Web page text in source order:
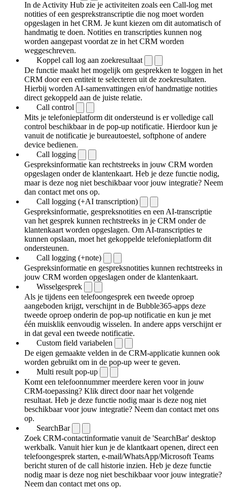
In de Activity Hub zie je activiteiten zoals een Call-log met
notities of een gespreks­transcriptie die nog moet worden
opgeslagen in het CRM. Je kunt kiezen om dit automatisch of
handmatig te doen. Notities en transcripties kunnen nog
worden aangepast voordat ze in het CRM worden
weggeschreven.
Koppel call log aan zoekresultaat
De functie maakt het mogelijk om gesprekken te loggen in het
CRM door een entiteit te selecteren uit de zoekresultaten.
Hierbij worden AI-samenvattingen en/of handmatige notities
direct gekoppeld aan de juiste relatie.
Call control
Mits je telefonieplatform dit ondersteund is er volledige call
control beschikbaar in de pop-up notificatie. Hierdoor kun je
vanuit de notificatie je bureautoestel, softphone of andere
device bedienen.
Call logging
Gespreksinformatie kan rechtstreeks in jouw CRM worden
opgeslagen onder de klantenkaart. Heb je deze functie nodig,
maar is deze nog niet beschikbaar voor jouw integratie? Neem
dan contact met ons op.
Call logging (+AI transcription)
Gespreksinformatie, gespreksnotities en een AI-transcriptie
van het gesprek kunnen rechtstreeks in je CRM onder de
klantenkaart worden opgeslagen. Om AI-transcripties te
kunnen opslaan, moet het gekoppelde telefonieplatform dit
ondersteunen.
Call logging (+note)
Gespreksinformatie en gespreksnotities kunnen rechtstreeks in
jouw CRM worden opgeslagen onder de klantenkaart.
Wisselgesprek
Als je tijdens een telefoongesprek een tweede oproep
aangeboden krijgt, verschijnt in de Bubble365-apps deze
tweede oproep onderin de pop-up notificatie en kun je met
één muisklik eenvoudig wisselen. In andere apps verschijnt er
in dat geval een tweede notificatie.
Custom field variabelen
De eigen gemaakte velden in de CRM-applicatie kunnen ook
worden gebruikt om in de pop-up weer te geven.
Multi result pop-up
Komt een telefoonnummer meerdere keren voor in jouw
CRM-toepassing? Klik direct door naar het volgende
resultaat. Heb je deze functie nodig maar is deze nog niet
beschikbaar voor jouw integratie? Neem dan contact met ons
op.
SearchBar
Zoek CRM-contactinformatie vanuit de 'SearchBar' desktop
werkbalk. Vanuit hier kun je de klantkaart openen, direct een
telefoongesprek starten, e-mail/WhatsApp/Microsoft Teams
bericht sturen of de call historie inzien. Heb je deze functie
nodig maar is deze nog niet beschikbaar voor jouw integratie?
Neem dan contact met ons op.